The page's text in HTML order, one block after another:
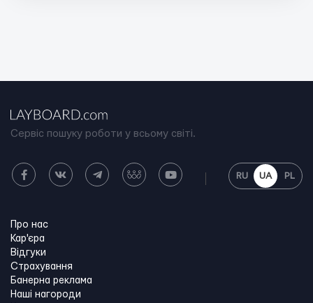
Сервіс пошуку роботи у всьому світі.
RU UA PL
Про нас
Кар'єра
Відгуки
Страхування
Банерна реклама
Наші нагороди